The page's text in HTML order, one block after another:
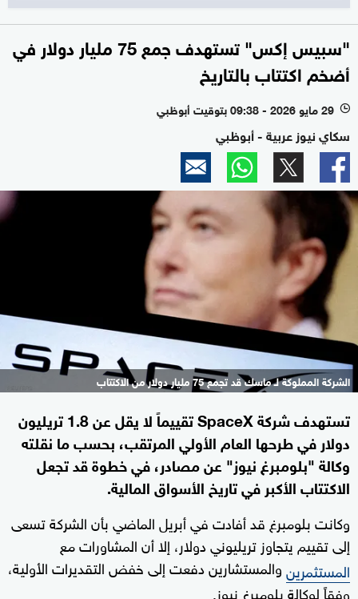
"سبيس إكس" تستهدف جمع 75 مليار دولار في
أضخم اكتتاب بالتاريخ
l 29 مايو 2026 - 09:38 بتوقيت أبوظبي
سكاي نيوز عربية - أبوظبي
الشركة المملوكة لـ ماسك قد تجمع 75 مليار دولار من الاكتتاب
تستهدف شركة SpaceX تقييماً لا يقل عن 1.8 تريليون
دولار في طرحها العام الأولي المرتقب، بحسب ما نقلته
وكالة "بلومبرغ نيوز" عن مصادر، في خطوة قد تجعل
الاكتتاب الأكبر في تاريخ الأسواق المالية.
وكانت بلومبرغ قد أفادت في أبريل الماضي بأن الشركة تسعى
إلى تقييم يتجاوز تريليوني دولار، إلا أن المشاورات مع
المستثمرينوالمستشارين دفعت إلى خفض التقديرات الأولية،
وفقاً لوكالة بلومبرغ نيوز.